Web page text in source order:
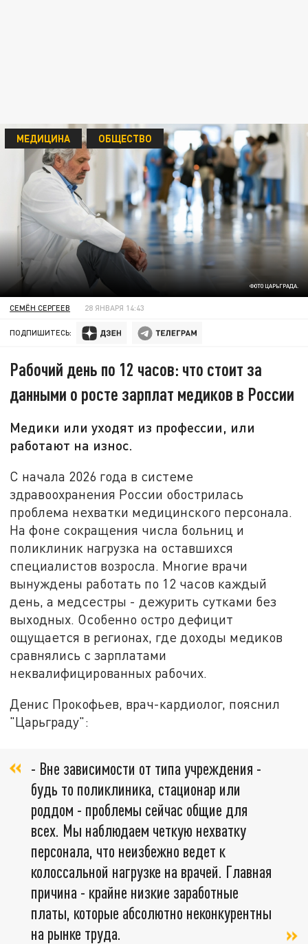
ФОТО ЦАРЬГРАДА.
МЕДИЦИНА ОБЩЕСТВО
СЕМЁН СЕРГЕЕВ 28 ЯНВАРЯ 14:43
ПОДПИШИТЕСЬ:
Рабочий день по 12 часов: что стоит за
данными о росте зарплат медиков в России
Медики или уходят из профессии, или
работают на износ.
С начала 2026 года в системе
здравоохранения России обострилась
проблема нехватки медицинского персонала.
На фоне сокращения числа больниц и
поликлиник нагрузка на оставшихся
специалистов возросла. Многие врачи
вынуждены работать по 12 часов каждый
день, а медсестры - дежурить сутками без
выходных. Особенно остро дефицит
ощущается в регионах, где доходы медиков
сравнялись с зарплатами
неквалифицированных рабочих.
Денис Прокофьев, врач-кардиолог, пояснил
"Царьграду":
- Вне зависимости от типа учреждения -
будь то поликлиника, стационар или
роддом - проблемы сейчас общие для
всех. Мы наблюдаем четкую нехватку
персонала, что неизбежно ведет к
колоссальной нагрузке на врачей. Главная
причина - крайне низкие заработные
платы, которые абсолютно неконкурентны
на рынке труда.